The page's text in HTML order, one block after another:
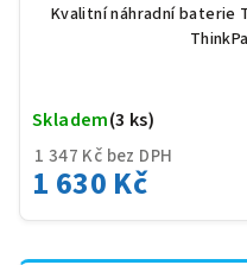
Kvalitní náhradní baterie
1 347 Kč bez DPH
1 630 Kč
Skladem(3 ks)